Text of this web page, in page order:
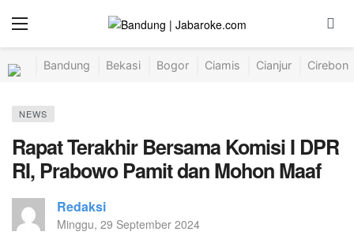
Bandung Bekasi Bogor Ciamis Cianjur Cirebon
NEWS
Rapat Terakhir Bersama Komisi I DPR
RI, Prabowo Pamit dan Mohon Maaf
Redaksi
Minggu, 29 September 2024